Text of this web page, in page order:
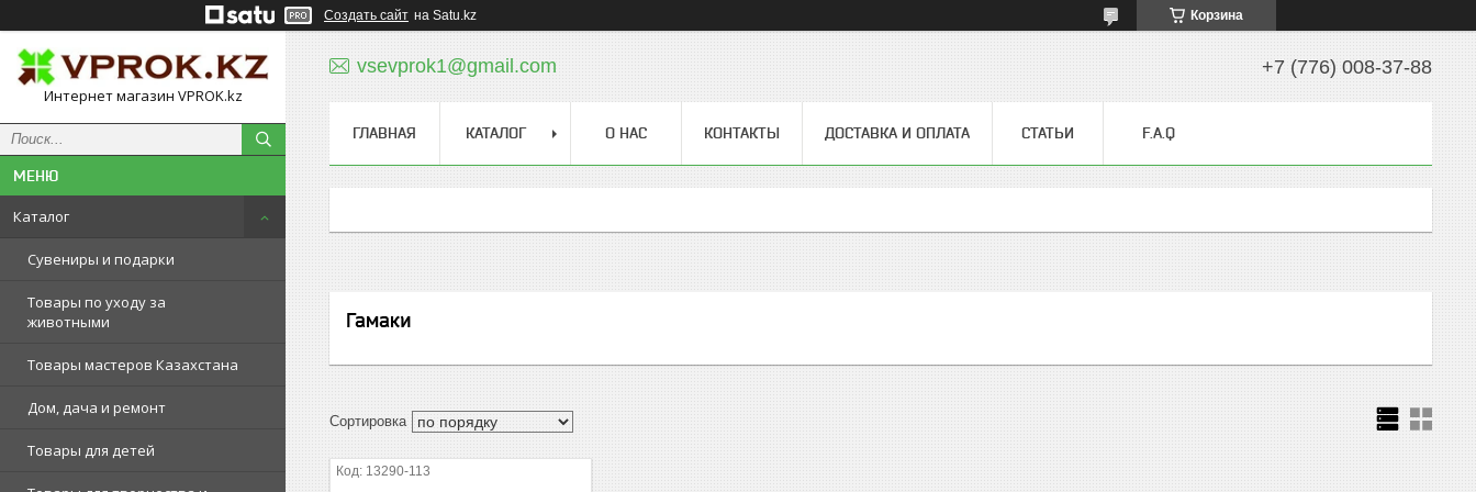
Создать сайт на Satu.kz Корзина
Интернет магазин VPROK.kz
Каталог
Сувениры и подарки
Товары по уходу за
животными
Товары мастеров Казахстана
Дом, дача и ремонт
Товары для детей
vsevprok1@gmail.com +7 (776) 008-37-88
ГЛАВНАЯ КАТАЛОГ О НАС КОНТАКТЫ ДОСТАВКА И ОПЛАТА СТАТЬИ F.A.Q
Гамаки
13290-113